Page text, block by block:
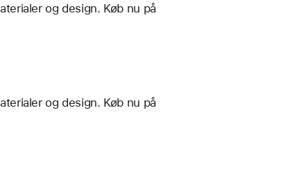
og design. Køb nu på
og design. Køb nu på